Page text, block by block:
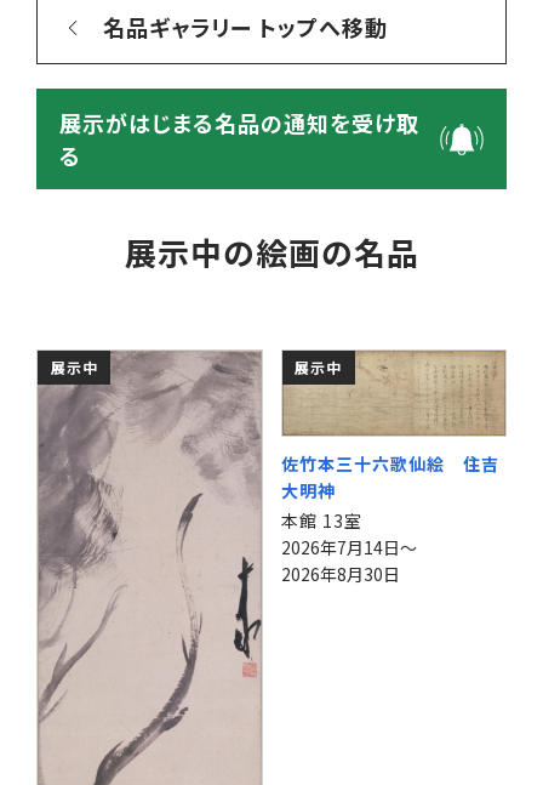
名品ギャラリー トップへ移動
展示がはじまる名品の通知を受け取
る
展示中の絵画の名品
展示中 展示中
佐竹本三十六歌仙絵 住吉
大明神
本館 13室
2026年7月14日～
2026年8月30日